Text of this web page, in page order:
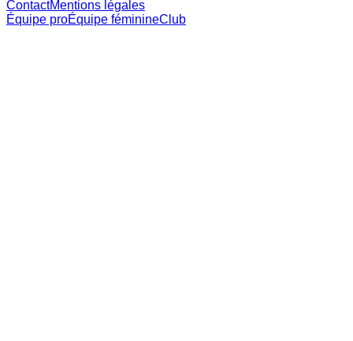
ContactMentions légales
Équipe proÉquipe féminineClub